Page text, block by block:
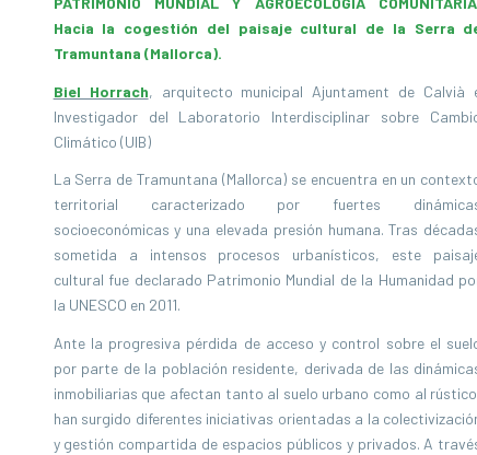
Hacia la cogestión del paisaje cultural de la Serra
Tramuntana (Mallorca).
Biel Horrach, arquitecto municipal Ajuntament de Calvià
Investigador del Laboratorio Interdisciplinar sobre
Climático (UIB)
La Serra de Tramuntana (Mallorca) se encuentra en un
territorial caracterizado por fuertes
socioeconómicas y una elevada presión humana. Tras
sometida a intensos procesos urbanísticos, este
cultural fue declarado Patrimonio Mundial de la Humanidad
la UNESCO en 2011.
Ante la progresiva pérdida de acceso y control sobre el
por parte de la población residente, derivada de las
inmobiliarias que afectan tanto al suelo urbano como al
han surgido diferentes iniciativas orientadas a la
y gestión compartida de espacios públicos y privados. A